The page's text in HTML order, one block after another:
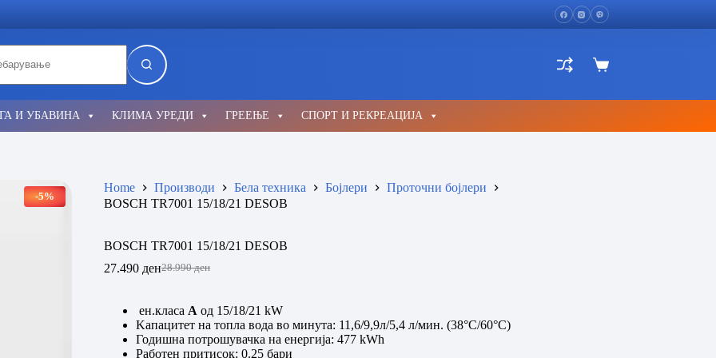
Shopping
И УБАВИНА КЛИМА УРЕДИ ГРЕЕЊЕ СПОРТ И РЕКРЕАЦИЈА
-5%
Home Производи Бела техника Бојлери
Проточни бојлери
BOSCH TR7001 15/18/21 DESOB
BOSCH TR7001 15/18/21 DESOB
28.990ден
Original
28.990 ден.
27.490 денCurrent
27.490 ден.
ен.класа А од 15/18/21 kW
Kaпацитет на топла вода во минута: 11,6/9,9л/5,4 л/мин. (38°C/60°C)
Годишна потрошувачка на енергија: 477 kWh
Работен притисок: 0.25 бари